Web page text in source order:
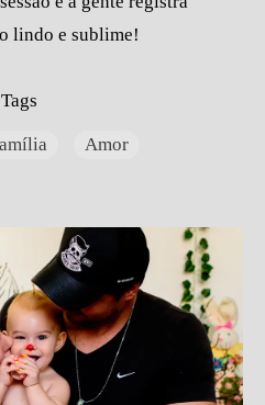
lindo e sublime!
Tags
Amor